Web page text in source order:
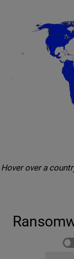
End of interactive
Hover over a